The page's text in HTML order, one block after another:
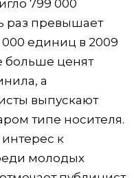
799 000
раз превышает
единиц в 2009
больше ценят
а
выпускают
типе носителя.
к
молодых